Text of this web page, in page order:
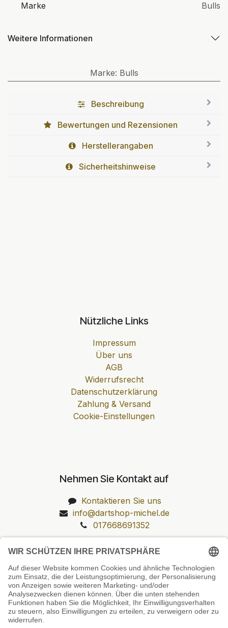
Marke Bulls
Weitere Informationen
Marke: Bulls
Beschreibung
Bewertungen und Rezensionen
Herstellerangaben
Sicherheitshinweise
Nützliche Links
Impressum
Über uns
AGB
Widerrufsrecht
Datenschutzerklärung
Zahlung & Versand
Cookie-Einstellungen
Nehmen Sie Kontakt auf
Kontaktieren Sie uns
info@dartshop-michel.de
017668691352
Unsere Prüfsiegel